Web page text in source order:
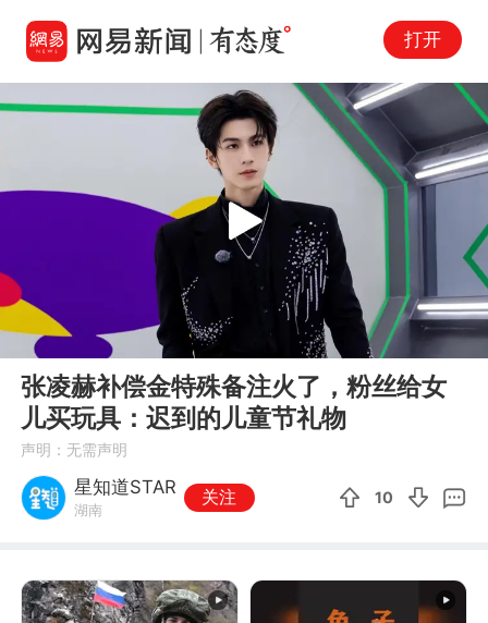
打开
00:00 01:01
Play
张凌赫补偿金特殊备注火了，粉丝给女
儿买玩具：迟到的儿童节礼物
声明：无需声明
星知道STAR
湖南
关注 10